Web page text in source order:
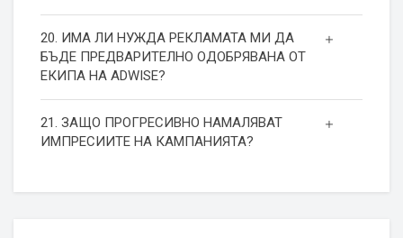
20. ИМА ЛИ НУЖДА РЕКЛАМАТА МИ ДА
БЪДЕ ПРЕДВАРИТЕЛНО ОДОБРЯВАНА ОТ
ЕКИПА НА ADWISE?
21. ЗАЩО ПРОГРЕСИВНО НАМАЛЯВАТ
ИМПРЕСИИТЕ НА КАМПАНИЯТА?